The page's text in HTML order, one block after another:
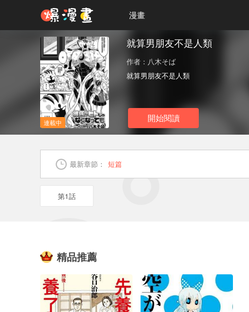
漫畫
連載中
就算男朋友不是人類
作者：八木そば
就算男朋友不是人類
開始閱讀
最新章節： 短篇
第1話
精品推薦
連載漫畫 愛情 歡樂向 校园